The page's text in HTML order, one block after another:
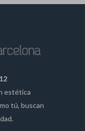
estética
tú, buscan